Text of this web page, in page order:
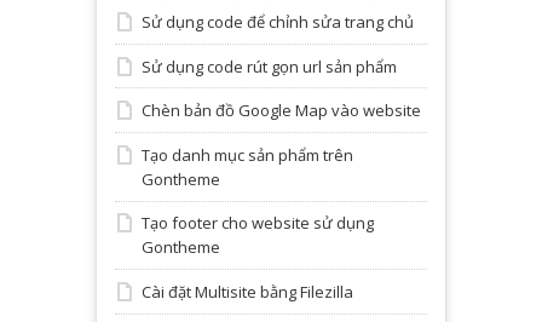
Sử dụng code để chỉnh sửa trang chủ
Sử dụng code rút gọn url sản phẩm
Chèn bản đồ Google Map vào website
Tạo danh mục sản phẩm trên
Gontheme
Tạo footer cho website sử dụng
Gontheme
Cài đặt Multisite bằng Filezilla